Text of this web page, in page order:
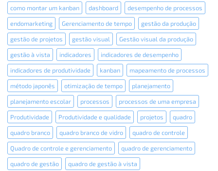
colaboradores
como montar um kanban
dashboard
desempenho de processos
endomarketing
Gerenciamento de tempo
gestão da produção
gestão de projetos
gestão visual
Gestão visual da produção
gestão à vista
indicadores
indicadores de desempenho
indicadores de produtividade
kanban
mapeamento de processos
método japonês
otimização de tempo
planejamento
planejamento escolar
processos
processos de uma empresa
Produtividade
Produtividade e qualidade projetos
quadro
quadro branco
quadro branco de vidro
quadro de controle
Quadro de controle e gerenciamento
quadro de gerenciamento
quadro de gestão
quadro de gestão à vista